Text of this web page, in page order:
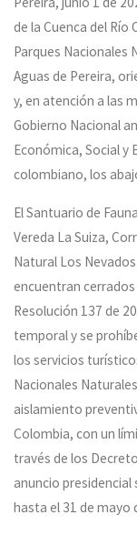
de la Cuenca del
Parques Nacionales
Aguas de Pereira,
y, en atención a las
Gobierno Nacional
Económica, Social
colombiano, los
El Santuario de
Vereda La Suiza,
Natural Los
encuentran
Resolución 137 de
temporal y se
los servicios
Nacionales
aislamiento
Colombia, con un
través de los
anuncio presidencial
hasta el 31 de mayo